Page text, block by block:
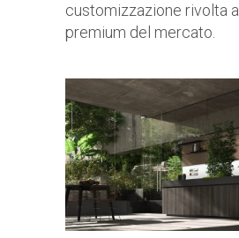
customizzazione rivolta
premium del mercato.